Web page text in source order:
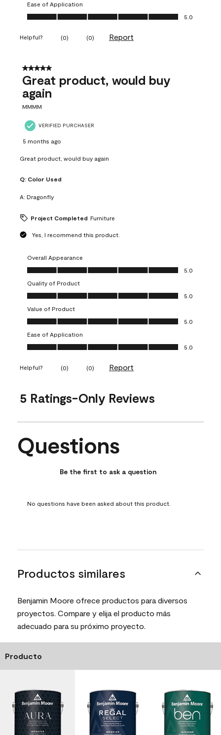
Ease of Application
Ease of Application, 5.0 out of 5
5.0
Helpful? (0) (0) Report
5 out of 5 stars.
Great product, would buy
again
MMMM
VERIFIED PURCHASER
5 months ago
Great product, would buy again
Q: Color Used
A: Dragonfly
Project Completed Furniture
Yes, I recommend this product.
Overall Appearance
Overall Appearance, 5.0 out of 5
5.0
Quality of Product
Quality of Product, 5.0 out of 5
5.0
Value of Product
Value of Product, 5.0 out of 5
5.0
Ease of Application
Ease of Application, 5.0 out of 5
5.0
Helpful? (0) (0) Report
5 Ratings-Only Reviews
No questions have been asked about this product.
Questions
Be the first to ask a question
No questions have been asked about this product.
Productos similares
Benjamin Moore ofrece productos para diversos
proyectos. Compare y elija el producto más
adecuado para su próximo proyecto.
Producto